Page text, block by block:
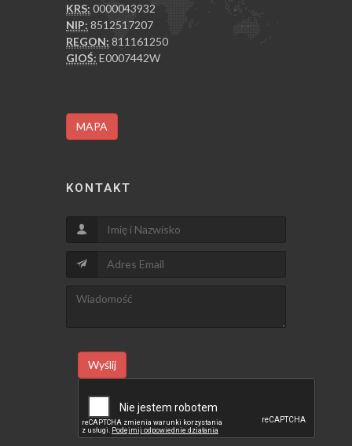
KRS: 0000043932
NIP: 8512517207
REGON: 811161250
GIOŚ: E0007442W
MAPA
KONTAKT
Wyślij